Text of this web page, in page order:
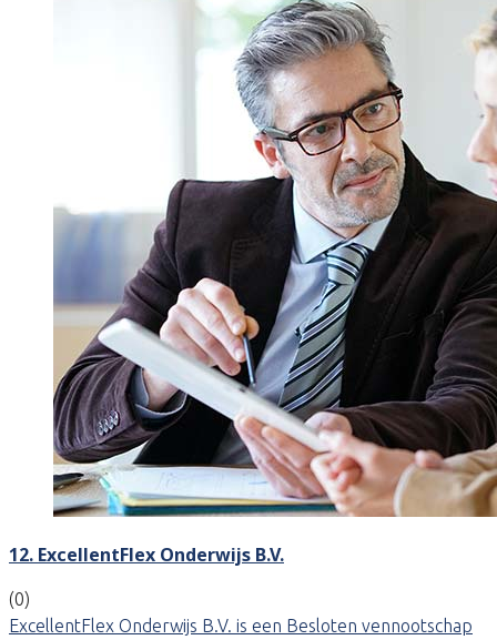
12. ExcellentFlex Onderwijs B.V.
(0)
ExcellentFlex Onderwijs B.V. is een Besloten vennootschap